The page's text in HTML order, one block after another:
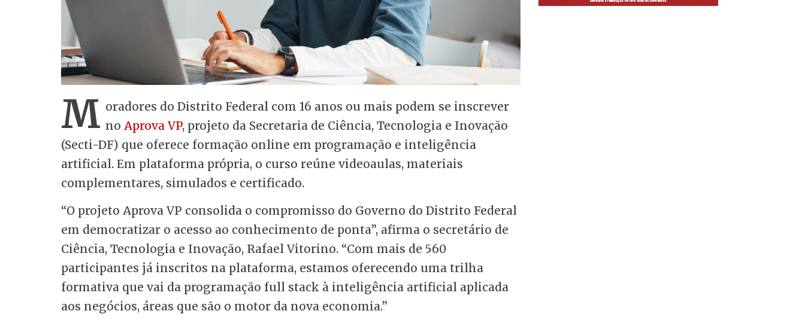
M oradores do Distrito Federal com 16 anos ou mais podem se inscrever
no Aprova VP, projeto da Secretaria de Ciência, Tecnologia e Inovação
(Secti-DF) que oferece formação online em programação e inteligência
artificial. Em plataforma própria, o curso reúne videoaulas, materiais
complementares, simulados e certificado.
“O projeto Aprova VP consolida o compromisso do Governo do Distrito Federal
em democratizar o acesso ao conhecimento de ponta”, afirma o secretário de
Ciência, Tecnologia e Inovação, Rafael Vitorino. “Com mais de 560
participantes já inscritos na plataforma, estamos oferecendo uma trilha
formativa que vai da programação full stack à inteligência artificial aplicada
aos negócios, áreas que são o motor da nova economia.”